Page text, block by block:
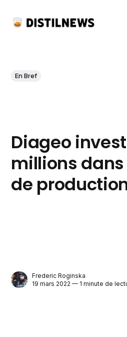
En Bref
Diageo
millions
de
Frederic Roginska
19 mars 2022 — 1 minute de